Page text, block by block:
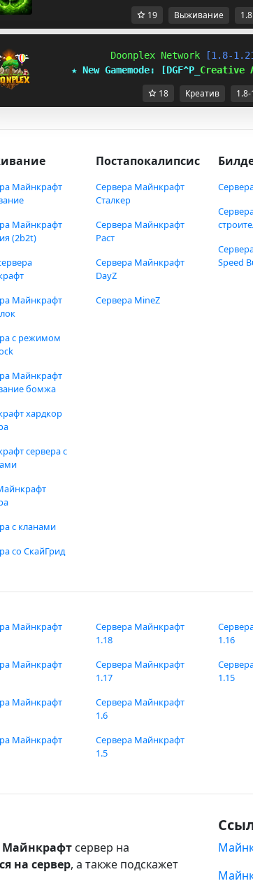
19 Выживание
Doonplex Network
[1.8-
★ New Gamemode:
XVSKY]P Creative
18 Креатив 1.8-
Майнкрафт
Майнкрафт
(2b2t)
Майнкрафт
с режимом
Майнкрафт
бомжа
хардкор
сервера с
с кланами
со СкайГрид
Постапокалипсис
Сервера Майнкрафт
Сталкер
Сервера Майнкрафт
Раст
Сервера Майнкрафт
DayZ
Сервера MineZ
Speed
Майнкрафт
Майнкрафт
Сервера Майнкрафт
1.18
Сервера Майнкрафт
1.17
1.16
1.15
Майнкрафт
Майнкрафт
Сервера Майнкрафт
1.6
Сервера Майнкрафт
1.5
Майнкрафт сервер на
на сервер, а также подскажет